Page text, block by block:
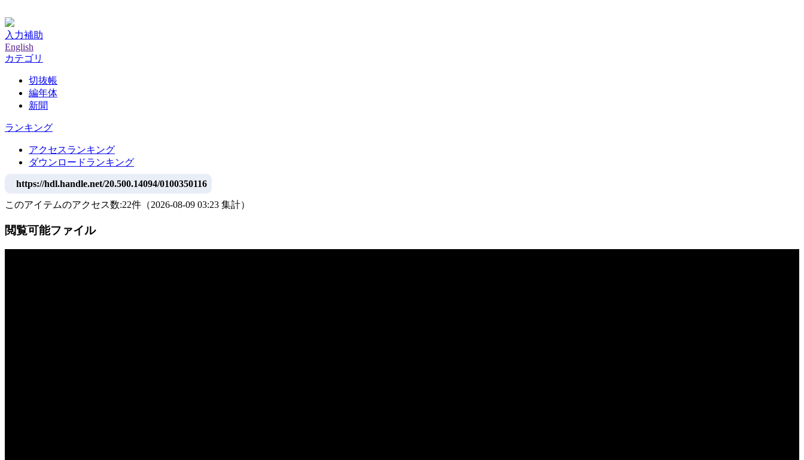
入力補助
English
カテゴリ
切抜帳
編年体
新聞
ランキング
アクセスランキング
ダウンロードランキング
https://hdl.handle.net/20.500.14094/0100350116
このアイテムのアクセス数:22件 （2026-08-09 03:23 集計）
閲覧可能ファイル